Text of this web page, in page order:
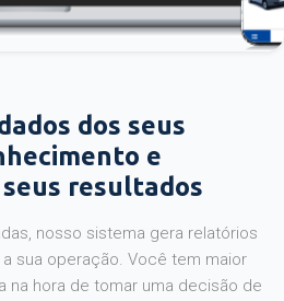
dos seus
e
resultados
nosso sistema gera relatórios
sua operação. Você tem maior
na hora de tomar uma decisão de